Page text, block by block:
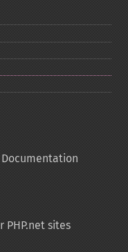
Documentation
PHP.net sites